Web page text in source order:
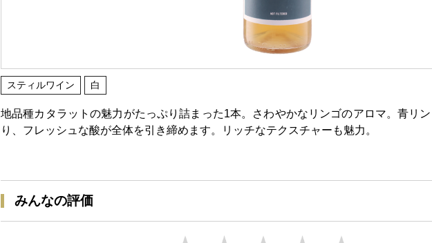
スティルワイン 白
地品種カタラットの魅力がたっぷり詰まった1本。さわやかなリンゴのアロマ。青リ
り、フレッシュな酸が全体を引き締めます。リッチなテクスチャーも魅力。
みんなの評価